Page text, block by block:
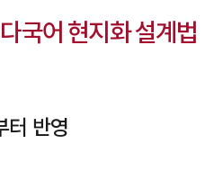
국어 현지화 설계법
터 반영